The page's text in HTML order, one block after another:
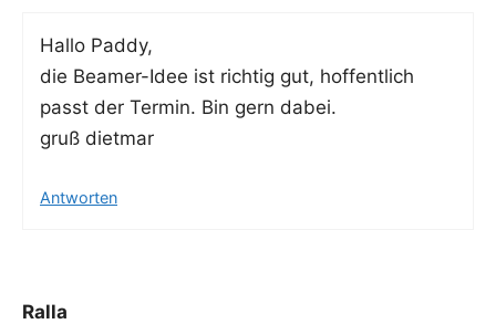
Hal­lo Paddy,
die Bea­mer-Idee ist rich­tig gut, hof­fent­lich
passt der Ter­min. Bin gern dabei.
gruß dietmar
Antworten
Ralla